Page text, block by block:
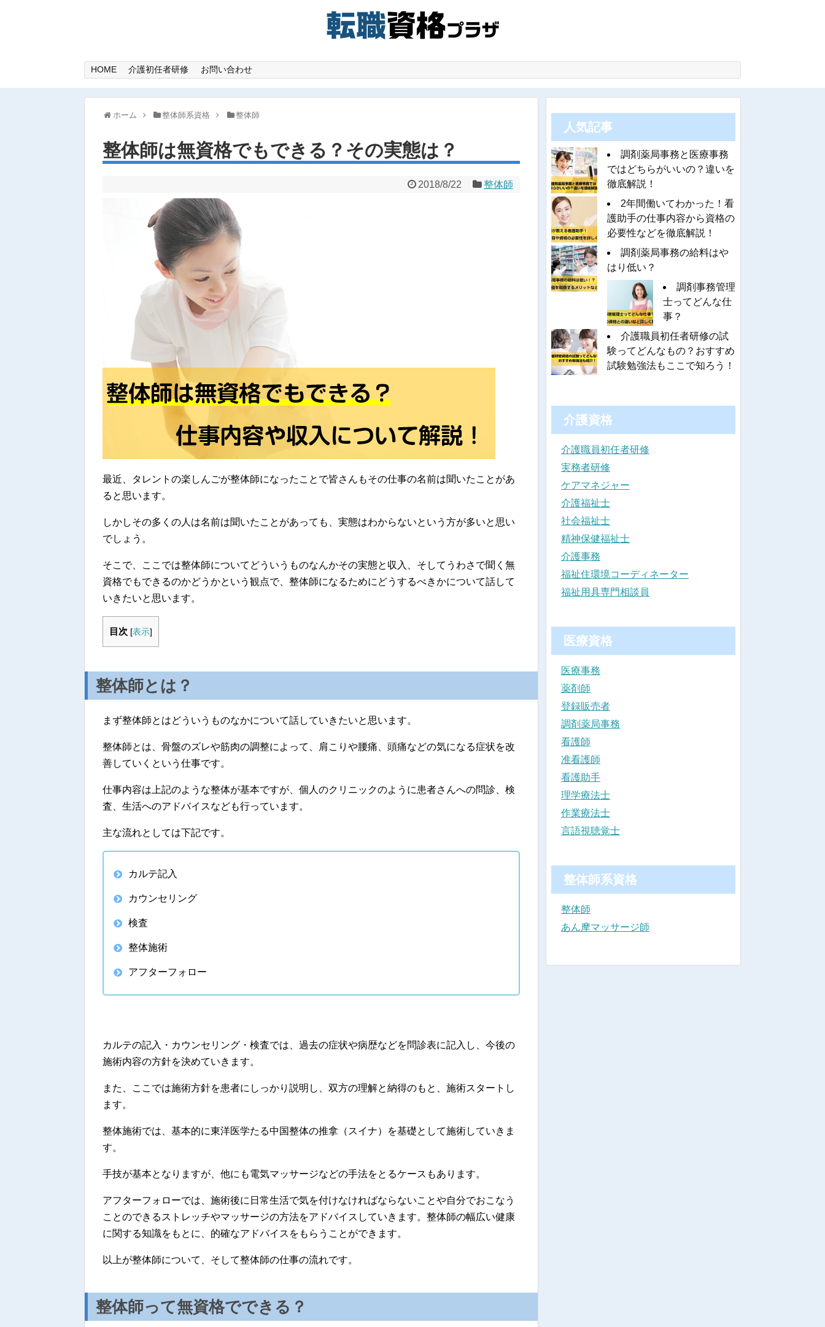
HOME 介護初任者研修 お問い合わせ
ホーム 整体師系資格 整体師
整体師は無資格でもできる？その実態は？
2018/8/22 整体師
最近、タレントの楽しんごが整体師になったことで皆さんもその仕事の名前は聞いたことがあ
ると思います。
しかしその多くの人は名前は聞いたことがあっても、実態はわからないという方が多いと思い
でしょう。
そこで、ここでは整体師についてどういうものなんかその実態と収入、そしてうわさで聞く無
資格でもできるのかどうかという観点で、整体師になるためにどうするべきかについて話して
いきたいと思います。
目次 [表示]
整体師とは？
まず整体師とはどういうものなかについて話していきたいと思います。
整体師とは、骨盤のズレや筋肉の調整によって、肩こりや腰痛、頭痛などの気になる症状を改
善していくという仕事です。
仕事内容は上記のような整体が基本ですが、個人のクリニックのように患者さんへの問診、検
査、生活へのアドバイスなども行っています。
主な流れとしては下記です。
カルテ記入
カウンセリング
検査
整体施術
アフターフォロー
カルテの記入・カウンセリング・検査では、過去の症状や病歴などを問診表に記入し、今後の
施術内容の方針を決めていきます。
また、ここでは施術方針を患者にしっかり説明し、双方の理解と納得のもと、施術スタートし
ます。
整体施術では、基本的に東洋医学たる中国整体の推拿（スイナ）を基礎として施術していきま
す。
手技が基本となりますが、他にも電気マッサージなどの手法をとるケースもあります。
アフターフォローでは、施術後に日常生活で気を付けなければならないことや自分でおこなう
ことのできるストレッチやマッサージの方法をアドバイスしていきます。整体師の幅広い健康
に関する知識をもとに、的確なアドバイスをもらうことができます。
以上が整体師について、そして整体師の仕事の流れです。
整体師って無資格でできる？
人気記事
調剤薬局事務と医療事務
ではどちらがいいの？違いを
徹底解説！
2年間働いてわかった！看
護助手の仕事内容から資格の
必要性などを徹底解説！
調剤薬局事務の給料はや
はり低い？
調剤事務管理
士ってどんな仕
事？
介護職員初任者研修の試
験ってどんなもの？おすすめ
試験勉強法もここで知ろう！
介護資格
介護職員初任者研修
実務者研修
ケアマネジャー
介護福祉士
社会福祉士
精神保健福祉士
介護事務
福祉住環境コーディネーター
福祉用具専門相談員
医療資格
医療事務
薬剤師
登録販売者
調剤薬局事務
看護師
准看護師
看護助手
理学療法士
作業療法士
言語視聴覚士
整体師系資格
整体師
あん摩マッサージ師